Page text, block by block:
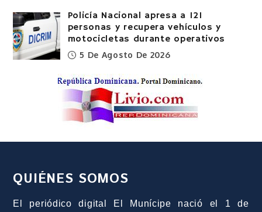
Policía Nacional apresa a 121
personas y recupera vehículos y
motocicletas durante operativos
5 De Agosto De 2026
QUIÉNES SOMOS
El periódico digital El Munícipe nació el 1 de